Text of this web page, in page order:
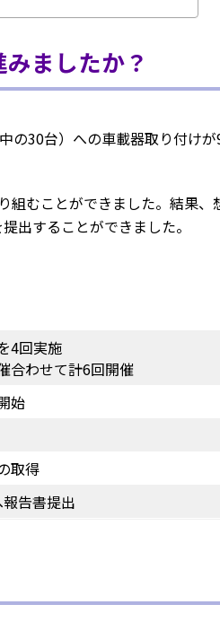
ましたか？
の30台）への車載器取り付け
むことができました。結果、
出することができました。
4回実施
合わせて計6回開催
始
取得
告書提出
された情報が取得されることがあり
目的を中心に使われます。個人を直
は通常ありませんが、Web サイトの
ります。鈴与シンワートではプライ
イトにおけるデフォルト設定を変更